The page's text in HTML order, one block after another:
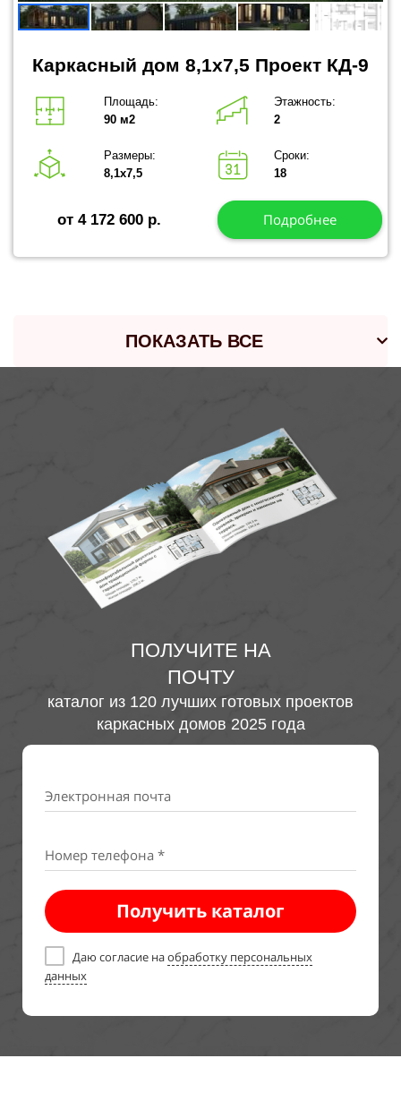
Каркасный дом 8,1x7,5 Проект КД-9
Площадь:
90 м2
Этажность:
2
Размеры:
8,1х7,5
Сроки:
18
от 4 172 600 р. Подробнее
ПОКАЗАТЬ ВСЕ
ПОЛУЧИТЕ НА
ПОЧТУ
каталог из 120 лучших готовых проектов
каркасных домов 2025 года
Электронная почта
Номер телефона *
Получить каталог
Даю согласие наобработку персональных
данных